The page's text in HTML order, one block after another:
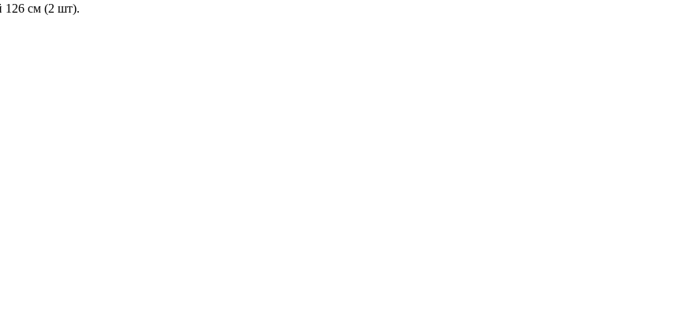
126 см (2 шт).